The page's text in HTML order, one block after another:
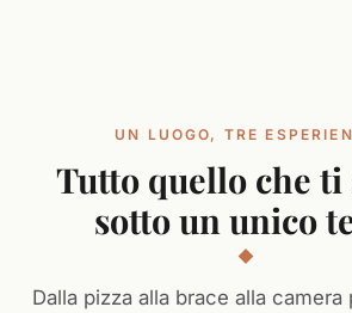
UN LUOGO, TRE
Tutto quello che ti
sotto un unico
Dalla pizza alla brace alla camera